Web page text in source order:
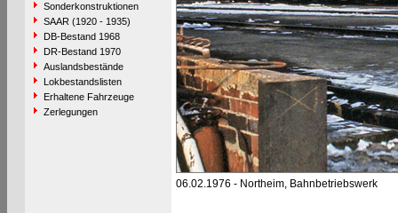
Sonderkonstruktionen
SAAR (1920 - 1935)
DB-Bestand 1968
DR-Bestand 1970
Auslandsbestände
Lokbestandslisten
Erhaltene Fahrzeuge
Zerlegungen
06.02.1976 - Northeim, Bahnbetriebswerk